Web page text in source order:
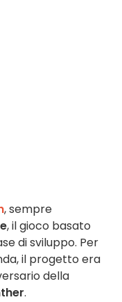
, sempre
, il gioco basato
di sviluppo. Per
il progetto era
della
.